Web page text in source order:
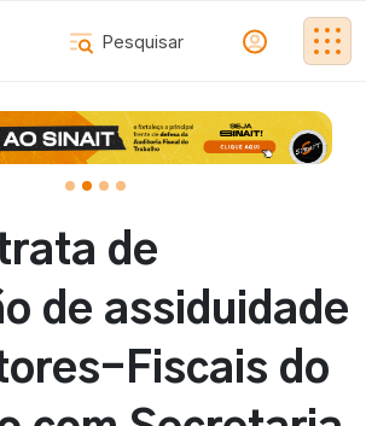
de
de assiduidade
Fiscais do